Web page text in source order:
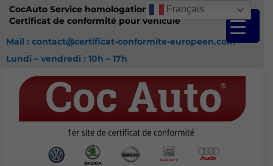
CocAuto Service homologation France
Certificat de conformité pour véhicule
Mail : contact@certificat-conformite-europeen.com
Lundi – vendredi : 10h – 17h
Français